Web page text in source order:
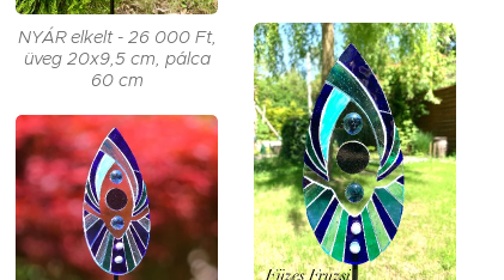
NYÁR elkelt - 26 000 Ft,
üveg 20x9,5 cm, pálca
60 cm